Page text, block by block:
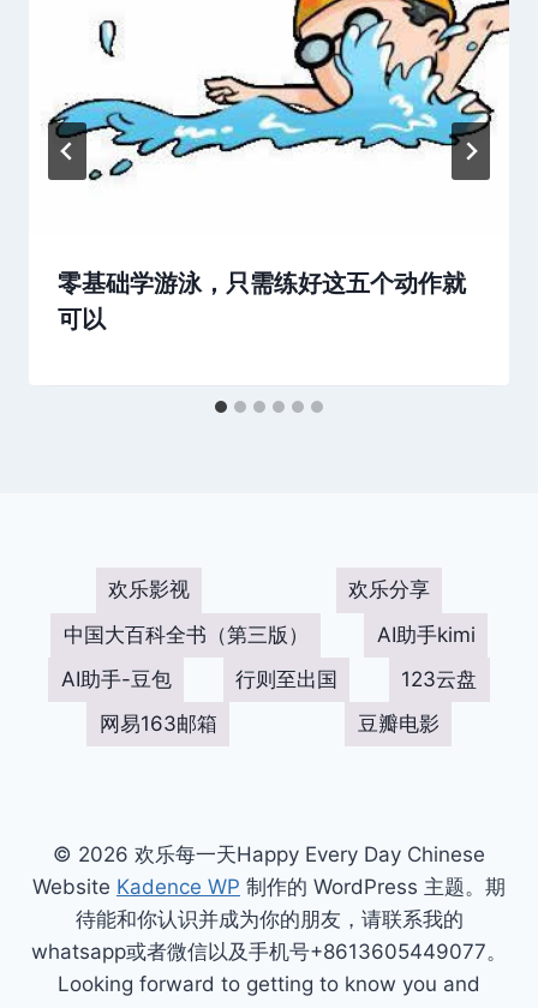
零基础学游泳，只需练好这五个动作就
可以
欢乐影视
欢乐分享
中国大百科全书（第三版）
AI助手kimi
AI助手-豆包
行则至出国
123云盘
网易163邮箱
豆瓣电影
© 2026 欢乐每一天Happy Every Day Chinese
Website Kadence WP 制作的 WordPress 主题。期
待能和你认识并成为你的朋友，请联系我的
whatsapp或者微信以及手机号+8613605449077。
Looking forward to getting to know you and